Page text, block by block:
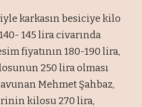
karkasın besiciye kilo
145 lira civarında
fiyatının 180-190 lira,
250 lira olması
Mehmet Şahbaz,
kilosu 270 lira,